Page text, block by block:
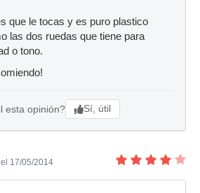
que le tocas y es puro plastico
las dos ruedas que tiene para
o tono.
esta opinión? Sí, útil
el 17/05/2014